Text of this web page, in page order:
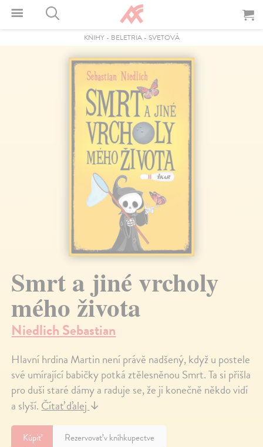
KNIHY- BELETRIA- SVETOVÁ
Smrt a jiné vrcholy
mého života
Niedlich Sebastian
Hlavní hrdina Martin není právě nadšený, když u postele
své umírající babičky potká ztělesněnou Smrt. Ta si přišla
pro duši staré dámy a raduje se, že ji konečně někdo vidí
a slyší.Čítať ďalej↓
Kúpiť Rezervovať v kníhkupectve